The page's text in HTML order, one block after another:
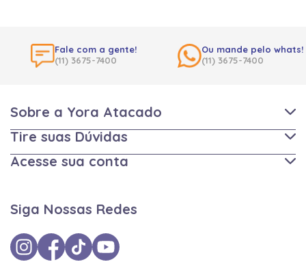
Fale com a gente!
(11) 3675-7400
Ou mande pelo whats!
(11) 3675-7400
Sobre a Yora Atacado
Tire suas Dúvidas
Acesse sua conta
Siga Nossas Redes